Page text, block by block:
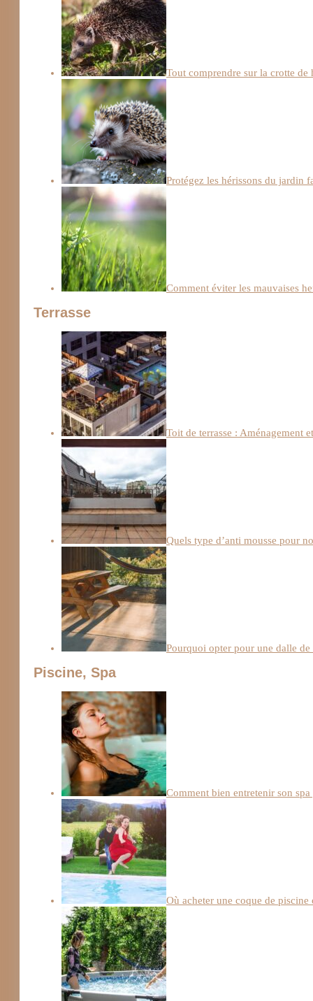
Tout comprendre sur la crotte
Protégez les hérissons du jardin
Comment éviter les mauvaises
Terrasse
Toit de terrasse : Aménagement
Quels type d’anti mousse pour
Pourquoi opter pour une dalle de
Piscine, Spa
Comment bien entretenir son
Où acheter une coque de piscine